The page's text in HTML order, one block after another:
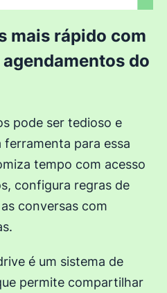
mais rápido com
do
pode ser tedioso e
para essa
tempo com acesso
configura regras de
conversas com
é um sistema de
permite compartilhar